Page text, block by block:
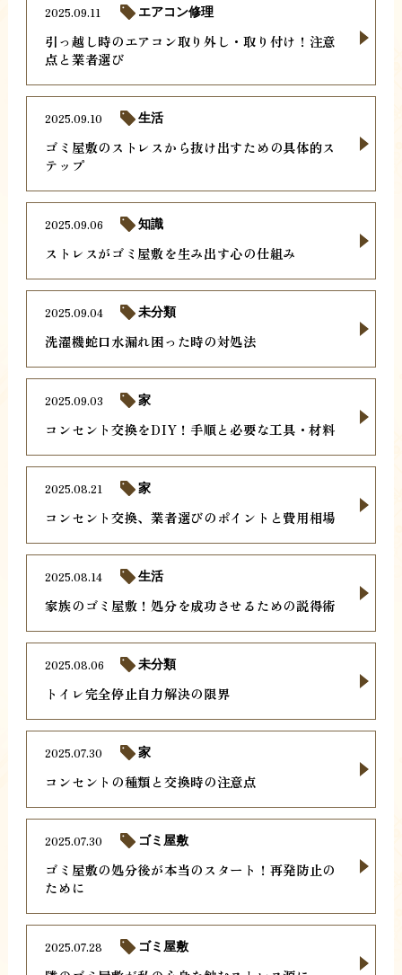
引っ越し時のエアコン取り外し・取り付け！注意
点と業者選び
2025.09.11 エアコン修理
ゴミ屋敷のストレスから抜け出すための具体的ス
テップ
2025.09.10 生活
ストレスがゴミ屋敷を生み出す心の仕組み
2025.09.06 知識
洗濯機蛇口水漏れ困った時の対処法
2025.09.04 未分類
コンセント交換をDIY！手順と必要な工具・材料
2025.09.03 家
コンセント交換、業者選びのポイントと費用相場
2025.08.21 家
家族のゴミ屋敷！処分を成功させるための説得術
2025.08.14 生活
トイレ完全停止自力解決の限界
2025.08.06 未分類
コンセントの種類と交換時の注意点
2025.07.30 家
ゴミ屋敷の処分後が本当のスタート！再発防止の
ために
2025.07.30 ゴミ屋敷
2025.07.28 ゴミ屋敷